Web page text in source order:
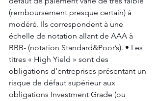
(remboursement presque certain) à
modéré. Ils correspondent à une
échelle de notation allant de AAA à
BBB- (notation Standard&Poor’s). • Les
titres « High Yield » sont des
obligations d’entreprises présentant un
risque de défaut supérieur aux
obligations Investment Grade (ou